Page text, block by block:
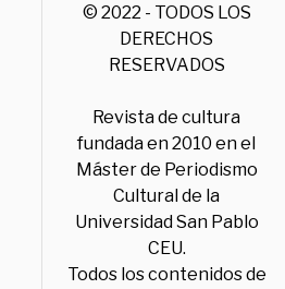
© 2022 - TODOS LOS
DERECHOS
RESERVADOS
Revista de cultura
fundada en 2010 en el
Máster de Periodismo
Cultural de la
Universidad San Pablo
CEU.
Todos los contenidos de